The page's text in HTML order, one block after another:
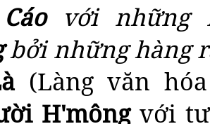
với những
bởi những hàng
(Làng văn
H'môngvới